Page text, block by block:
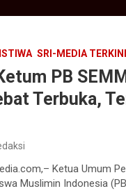
SRI-MEDIA TERKINI
PB
Terbuka,
Ketua Umum
Muslimin Indonesia